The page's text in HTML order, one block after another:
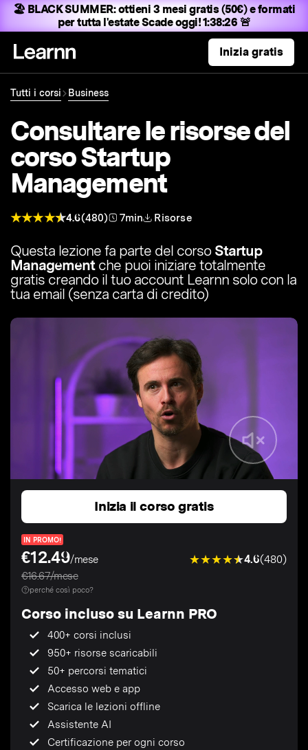
🏖️ BLACK SUMMER:ottieni 3 mesi gratis (50€) e formati
per tutta l'estateScade oggi! 1:38:25 🚨
Inizia gratis
Tutti i corsi Business
Consultare le risorse del
corso Startup
Management
4.6(480) 7min Risorse
Questa lezione fa parte del corso Startup
Managementche puoi iniziare totalmente
gratis creando il tuo account Learnn solo con la
tua email (senza carta di credito)
Inizia il corso gratis
IN PROMO!
€12.49/mese
€16.67/mese
4.6(480)
perché così poco?
Corso incluso su Learnn PRO
400+ corsi inclusi
950+ risorse scaricabili
50+ percorsi tematici
Accesso web e app
Scarica le lezioni offline
Assistente AI
Certificazione per ogni corso